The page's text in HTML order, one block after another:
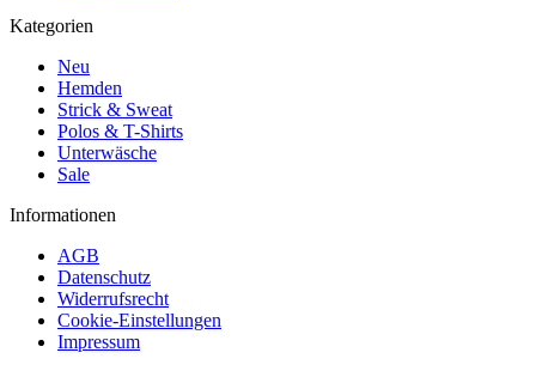
Kategorien
Neu
Hemden
Strick & Sweat
Polos & T-Shirts
Unterwäsche
Sale
Informationen
AGB
Datenschutz
Widerrufsrecht
Cookie-Einstellungen
Impressum